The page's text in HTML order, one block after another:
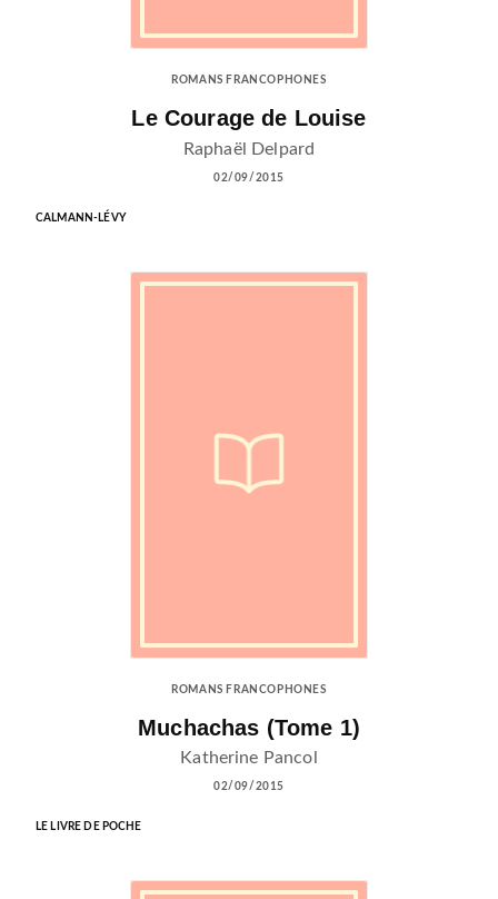
ROMANS FRANCOPHONES
Le Courage de Louise
Raphaël Delpard
02/09/2015
CALMANN-LÉVY
ROMANS FRANCOPHONES
Muchachas (Tome 1)
Katherine Pancol
02/09/2015
LE LIVRE DE POCHE